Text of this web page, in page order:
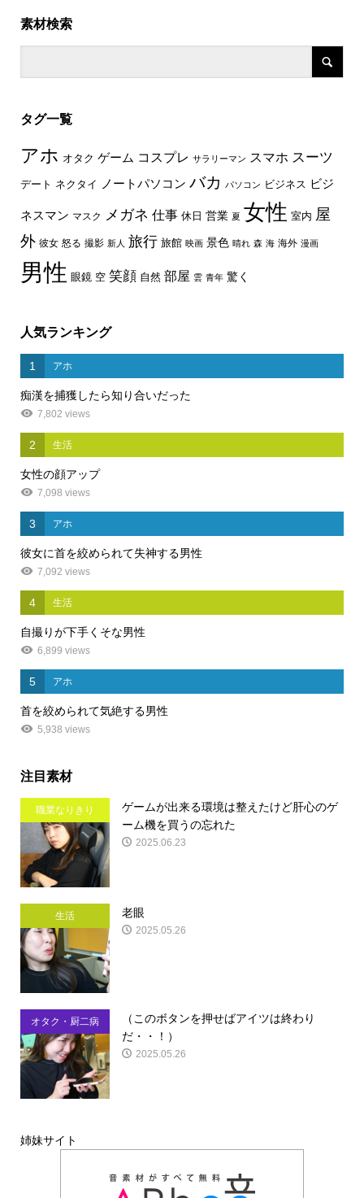
素材検索
タグ一覧
アホ オタク ゲーム コスプレ サラリーマン スマホ スーツ
デート ネクタイ ノートパソコン バカ パソコン ビジネス ビジ
ネスマン マスク メガネ 仕事 休日 営業 夏 女性 室内 屋
外 彼女 怒る 撮影 新人 旅行 旅館 映画 景色 晴れ 森 海 海外 漫画
男性 眼鏡 空 笑顔 自然 部屋 雲 青年 驚く
人気ランキング
1 アホ
痴漢を捕獲したら知り合いだった
7,802 views
2 生活
女性の顔アップ
7,098 views
3 アホ
彼女に首を絞められて失神する男性
7,092 views
4 生活
自撮りが下手くそな男性
6,899 views
5 アホ
首を絞められて気絶する男性
5,938 views
注目素材
職業なりきり
ゲームが出来る環境は整えたけど肝心のゲ
ーム機を買うの忘れた
2025.06.23
生活 老眼
2025.05.26
オタク・厨二病
（このボタンを押せばアイツは終わり
だ・・！）
2025.05.26
姉妹サイト